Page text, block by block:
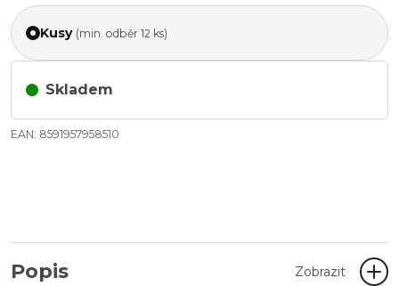
Kusy (min. odběr 12 ks)
Skladem
EAN: 8591957958510
Popis Zobrazit